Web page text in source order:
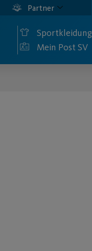
Partner
Sportkleidung
Mein Post SV